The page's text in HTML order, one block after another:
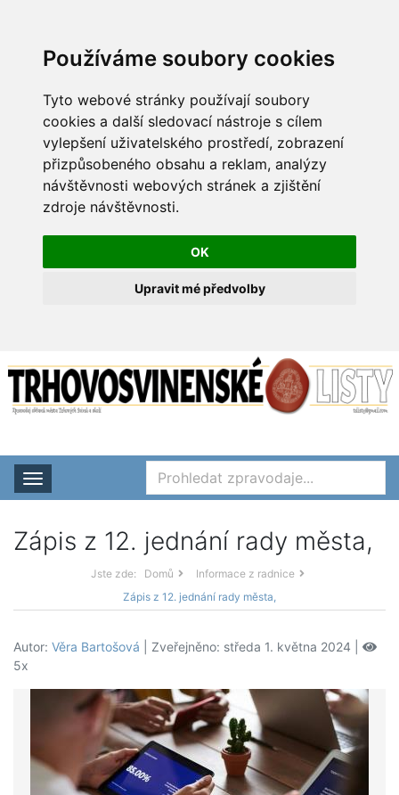
Používáme soubory cookies
Tyto webové stránky používají soubory
cookies a další sledovací nástroje s cílem
vylepšení uživatelského prostředí, zobrazení
přizpůsobeného obsahu a reklam, analýzy
návštěvnosti webových stránek a zjištění
zdroje návštěvnosti.
OK
Upravit mé předvolby
Rozbalit nabídku
Zápis z 12. jednání rady města,
Jste zde: Domů
Informace z radnice
Zápis z 12. jednání rady města,
Autor: Věra Bartošová | Zveřejněno: středa 1. května 2024 |
5x